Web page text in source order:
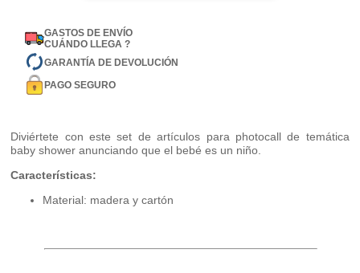
GASTOS DE ENVÍO
CUÁNDO LLEGA ?
GARANTÍA DE DEVOLUCIÓN
PAGO SEGURO
Diviértete con este set de artículos para photocall de temática
baby shower anunciando que el bebé es un niño.
Características:
Material: madera y cartón